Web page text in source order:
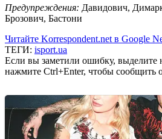
Предупреждения: Давидович,
Брозович, Бастони
Читайте Korrespondent.net в Google
ТЕГИ: isport.ua
Если вы заметили ошибку, выделите
нажмите Ctrl+Enter, чтобы сообщить